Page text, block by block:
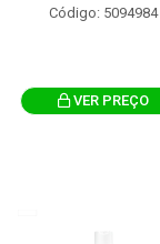
Código: 5094984
VER PREÇO